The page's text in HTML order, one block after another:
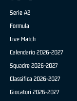
Serie A2
Formula
Live Match
Calendario 2026-2027
Squadre 2026-2027
Classifica 2026-2027
Giocatori 2026-2027